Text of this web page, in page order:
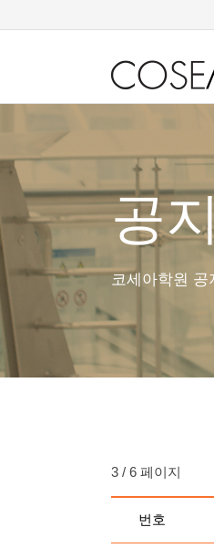
공
코세아학원 공
3 / 6 페이지
번호